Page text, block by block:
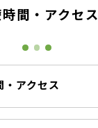
間・アクセス
・アクセス